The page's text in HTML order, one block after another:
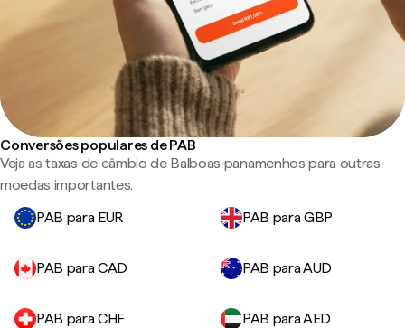
Conversões populares de PAB
Veja as taxas de câmbio de Balboas panamenhos para outras
moedas importantes.
PAB para EUR
PAB para GBP
PAB para CAD PAB para AUD
PAB para CHF PAB para AED